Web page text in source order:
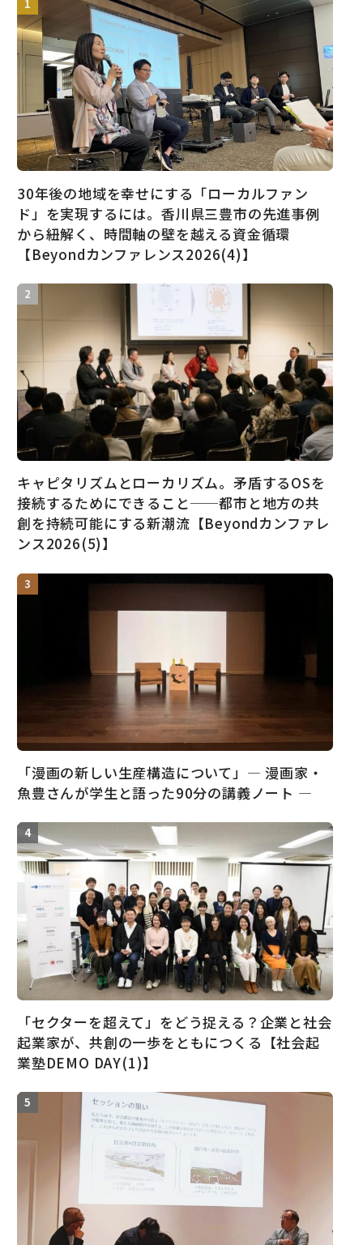
30年後の地域を幸せにする「ローカルファン
ド」を実現するには。香川県三豊市の先進事例
から紐解く、時間軸の壁を越える資金循環
【Beyondカンファレンス2026(4)】
キャピタリズムとローカリズム。矛盾するOSを
接続するためにできること──都市と地方の共
創を持続可能にする新潮流【Beyondカンファレ
ンス2026(5)】
「漫画の新しい生産構造について」― 漫画家・
魚豊さんが学生と語った90分の講義ノート ―
「セクターを超えて」をどう捉える？企業と社会
起業家が、共創の一歩をともにつくる【社会起
業塾DEMO DAY(1)】